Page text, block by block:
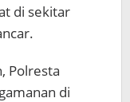
di sekitar
Polresta
di